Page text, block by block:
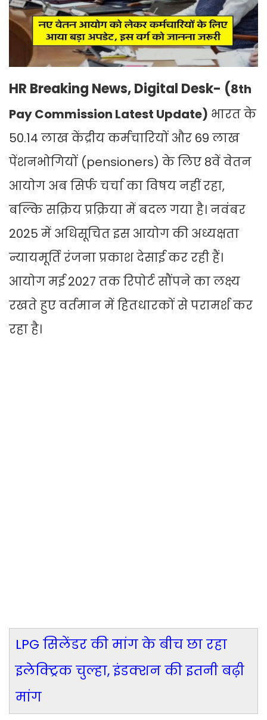
HR Breaking News, Digital Desk- (8th
Pay Commission Latest Update) भारत के
50.14 लाख केंद्रीय कर्मचारियों और 69 लाख
पेंशनभोगियों (pensioners) के लिए 8वें वेतन
आयोग अब सिर्फ चर्चा का विषय नहीं रहा,
बल्कि सक्रिय प्रक्रिया में बदल गया है। नवंबर
2025 में अधिसूचित इस आयोग की अध्यक्षता
न्यायमूर्ति रंजना प्रकाश देसाई कर रही हैं।
आयोग मई 2027 तक रिपोर्ट सौंपने का लक्ष्य
रखते हुए वर्तमान में हितधारकों से परामर्श कर
रहा है।
LPG सिलेंडर की मांग के बीच छा रहा
इलेक्ट्रिक चुल्हा, इंडक्शन की इतनी बढ़ी
मांग